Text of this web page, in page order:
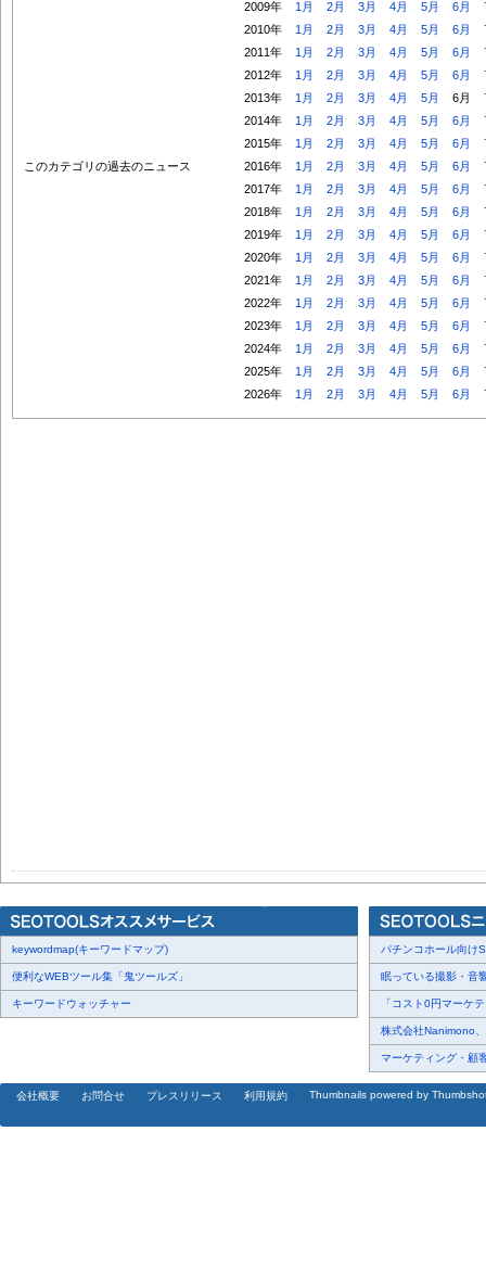
このカテゴリの過去のニュース
2009年 1月 2月 3月 4月 5月 6月
2010年
1月 2月 3月 4月 5月 6月
2011年
1月 2月 3月 4月 5月 6月
2012年
1月 2月 3月 4月 5月 6月
2013年
1月 2月 3月 4月 5月 6月
2014年
1月 2月 3月 4月 5月 6月
2015年
1月 2月 3月 4月 5月 6月
2016年
1月 2月 3月 4月 5月 6月
2017年
1月 2月 3月 4月 5月 6月
2018年
1月 2月 3月 4月 5月 6月
2019年
1月 2月 3月 4月 5月 6月
2020年
1月 2月 3月 4月 5月 6月
2021年
1月 2月 3月 4月 5月 6月
2022年
1月 2月 3月 4月 5月 6月
2023年
1月 2月 3月 4月 5月 6月
2024年
1月 2月 3月 4月 5月 6月
2025年
1月 2月 3月 4月 5月 6月
2026年
1月 2月 3月 4月 5月 6月
keywordmap(キーワードマップ)
便利なWEBツール集「鬼ツールズ」
キーワードウォッチャー
パチンコホール向け
眠っている撮影・音
「コスト0円マーケ
株式会社Nanimono
マーケティング・顧
会社概要 お問合せ プレスリリース 利用規約 Thumbnails powered by